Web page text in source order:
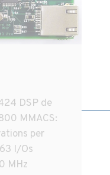
DSP de
MMACS:
per
I/Os
MHz